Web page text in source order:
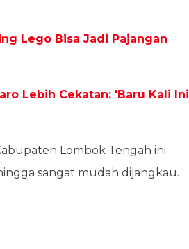
Lego Bisa Jadi Pajangan
Lebih Cekatan: 'Baru Kali Ini
Lombok Tengah ini
sangat mudah dijangkau.